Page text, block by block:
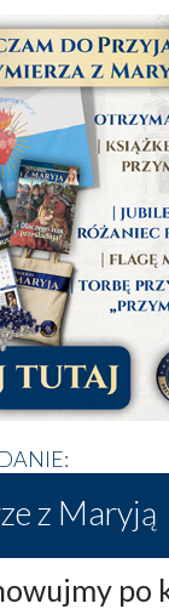
z Maryją
po